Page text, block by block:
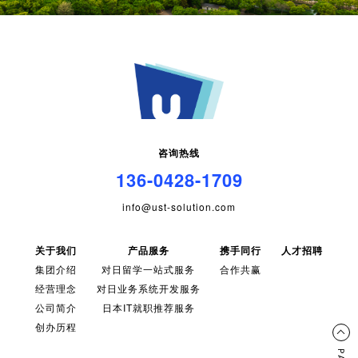
咨询热线
136-0428-1709
info@ust-solution.com
关于我们
集团介绍
经营理念
公司简介
创办历程
产品服务
对日留学一站式服务
对日业务系统开发服务
日本IT就职推荐服务
携手同行
合作共赢
人才招聘